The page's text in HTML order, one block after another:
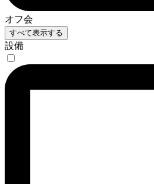
オフ会
すべて表示する
設備